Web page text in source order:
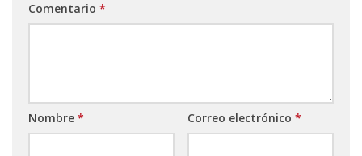
Comentario *
Nombre * Correo electrónico *